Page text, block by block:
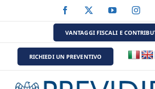
al
Facebook YouTube
VANTAGGI FISCALI E
RICHIEDI UN PREVENTIVO